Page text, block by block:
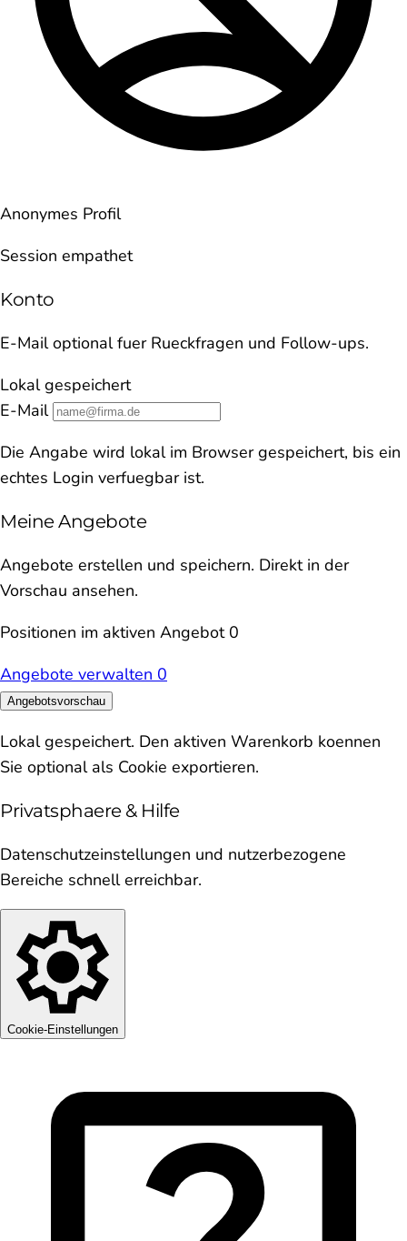
Anonymes Profil
Session empathet
Konto
E-Mail optional fuer Rueckfragen und Follow-ups.
Lokal gespeichert
E-Mail
Die Angabe wird lokal im Browser gespeichert, bis ein
echtes Login verfuegbar ist.
Meine Angebote
Angebote erstellen und speichern. Direkt in der
Vorschau ansehen.
Positionen im aktiven Angebot 0
Angebote verwalten 0
Angebotsvorschau
Lokal gespeichert. Den aktiven Warenkorb koennen
Sie optional als Cookie exportieren.
Privatsphaere & Hilfe
Datenschutzeinstellungen und nutzerbezogene
Bereiche schnell erreichbar.
Cookie-Einstellungen